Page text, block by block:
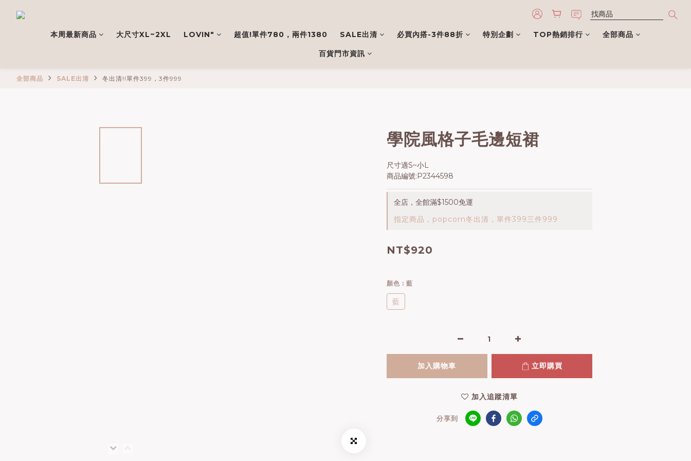
本周最新商品 大尺寸XL~2XL LOVIN" 超值!單件780，兩件1380 SALE出清 必買內搭-3件88折 特別企劃 TOP熱銷排行 全部商品
百貨門市資訊
全部商品 SALE出清 冬出清!!單件399，3件999
學院風格子毛邊短裙
尺寸適S~小L
商品編號:P2344598
全店，全館滿$1500免運
指定商品，popcorn冬出清，單件399三件999
NT$920
顏色 : 藍
藍
加入購物車 立即購買
加入追蹤清單
分享到